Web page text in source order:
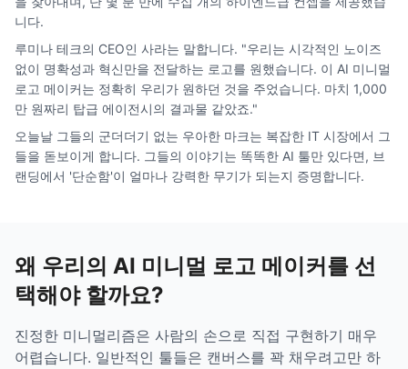
니다.
루미나 테크의 CEO인 사라는 말합니다. "우리는 시각적인 노이즈
없이 명확성과 혁신만을 전달하는 로고를 원했습니다. 이 AI 미니멀
로고 메이커는 정확히 우리가 원하던 것을 주었습니다. 마치 1,000
만 원짜리 탑급 에이전시의 결과물 같았죠."
오늘날 그들의 군더더기 없는 우아한 마크는 복잡한 IT 시장에서 그
들을 돋보이게 합니다. 그들의 이야기는 똑똑한 AI 툴만 있다면, 브
랜딩에서 '단순함'이 얼마나 강력한 무기가 되는지 증명합니다.
왜 우리의 AI 미니멀 로고 메이커를 선
택해야 할까요?
진정한 미니멀리즘은 사람의 손으로 직접 구현하기 매우
어렵습니다. 일반적인 툴들은 캔버스를 꽉 채우려고만 하